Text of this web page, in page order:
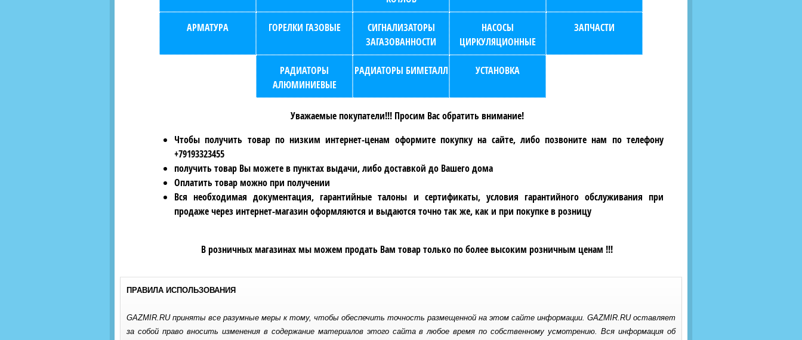
АРМАТУРА ГОРЕЛКИ ГАЗОВЫЕ
СИГНАЛИЗАТОРЫ
ЗАГАЗОВАННОСТИ
НАСОСЫ
ЦИРКУЛЯЦИОННЫЕ
ЗАПЧАСТИ
РАДИАТОРЫ
АЛЮМИНИЕВЫЕ
РАДИАТОРЫ БИМЕТАЛЛ УСТАНОВКА
Уважаемые покупатели!!! Просим Вас обратить внимание!
Чтобы получить товар по низким интернет-ценам оформите покупку на сайте, либо позвоните нам по телефону
+79193323455
получить товар Вы можете в пунктах выдачи, либо доставкой до Вашего дома
Оплатить товар можно при получении
Вся необходимая документация, гарантийные талоны и сертификаты, условия гарантийного обслуживания при
продаже через интернет-магазин оформляются и выдаются точно так же, как и при покупке в розницу
В розничных магазинах мы можем продать Вам товар только по более высоким розничным ценам !!!
ПРАВИЛА ИСПОЛЬЗОВАНИЯ
GAZMIR.RU приняты все разумные меры к тому, чтобы обеспечить точность размещенной на этом сайте информации. GAZMIR.RU оставляет
за собой право вносить изменения в содержание материалов этого сайта в любое время по собственному усмотрению. Вся информация об